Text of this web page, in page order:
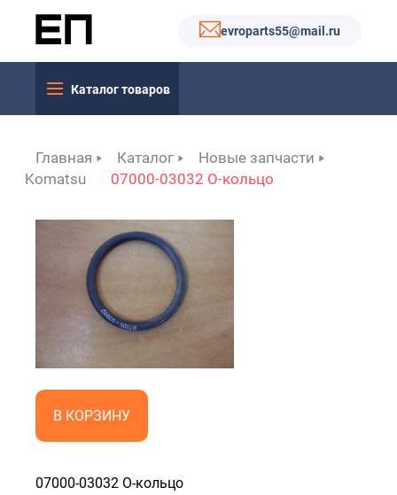
evroparts55@mail.ru
Каталог товаров
Главная Каталог
Новые запчасти
Komatsu
07000-03032 О-кольцо
В КОРЗИНУ
07000-03032 О-кольцо